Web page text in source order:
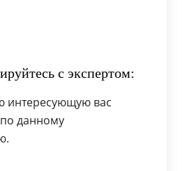
с экспертом:
интересующую вас
данному